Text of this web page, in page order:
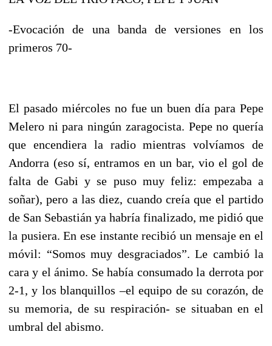
-Evocación de una banda de versiones en los
primeros 70-
El pasado miércoles no fue un buen día para Pepe
Melero ni para ningún zaragocista. Pepe no quería
que encendiera la radio mientras volvíamos de
Andorra (eso sí, entramos en un bar, vio el gol de
falta de Gabi y se puso muy feliz: empezaba a
soñar), pero a las diez, cuando creía que el partido
de San Sebastián ya habría finalizado, me pidió que
la pusiera. En ese instante recibió un mensaje en el
móvil: “Somos muy desgraciados”. Le cambió la
cara y el ánimo. Se había consumado la derrota por
2-1, y los blanquillos –el equipo de su corazón, de
su memoria, de su respiración- se situaban en el
umbral del abismo.